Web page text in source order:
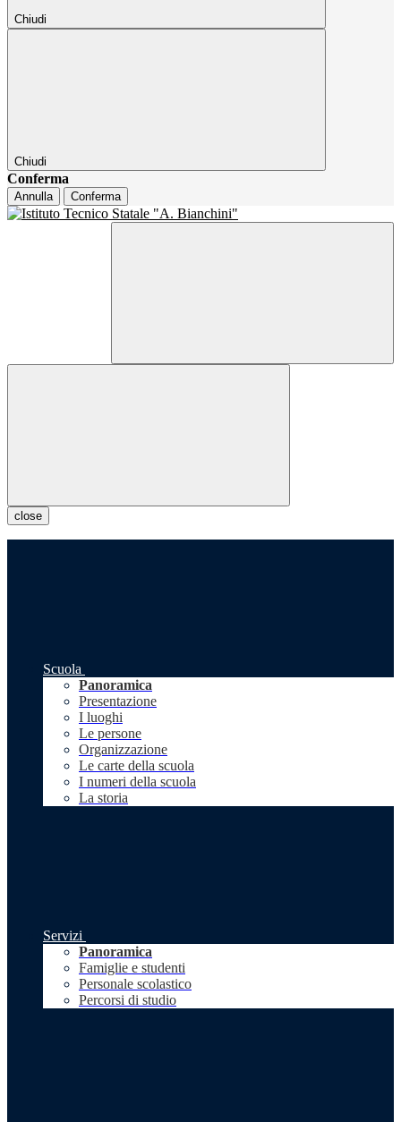
Chiudi
Chiudi
Conferma
Annulla Conferma
close
Scuola
Panoramica
Presentazione
I luoghi
Le persone
Organizzazione
Le carte della scuola
I numeri della scuola
La storia
Servizi
Panoramica
Famiglie e studenti
Personale scolastico
Percorsi di studio